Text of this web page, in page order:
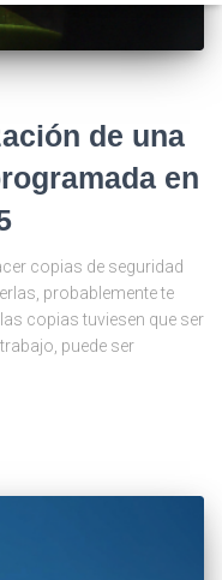
de una
en
copias de seguridad
probablemente te
copias tuviesen que ser
puede ser